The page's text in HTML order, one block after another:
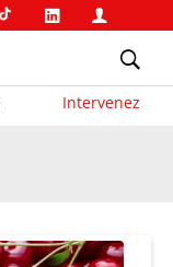
Intervenez